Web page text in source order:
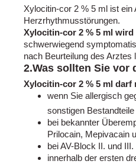
Xylocitin-cor 2 % 5 ml ist
Herzrhythmusstörungen.
Xylocitin-cor 2 % 5 ml wird
schwerwiegend
nach Beurteilung des Arztes
2.Was sollten Sie vor
Xylocitin-cor 2 % 5 ml darf
wenn Sie allergisch
sonstigen
bei bekannter
Prilocain, Mepivacain
bei AV-Block II. und
innerhalb der ersten